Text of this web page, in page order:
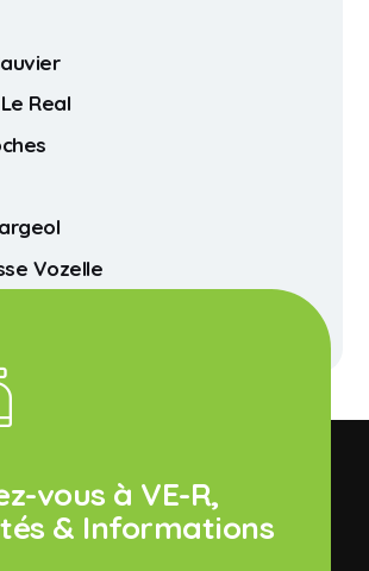
Real
Vozelle
vous à VE-R,
& Informations